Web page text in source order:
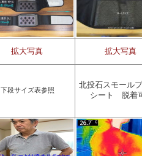
拡大写真 拡大写真
下段サイズ表参照
北投石スモール
シート 脱着